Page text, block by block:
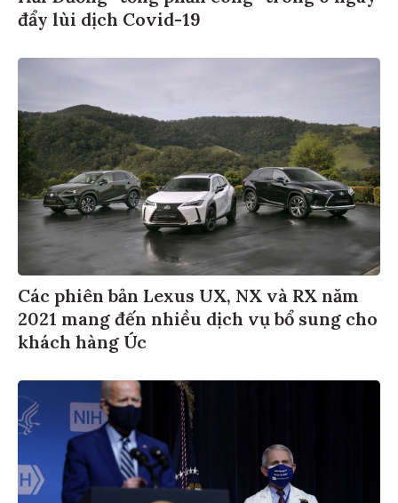
đẩy lùi dịch Covid-19
Các phiên bản Lexus UX, NX và RX năm
2021 mang đến nhiều dịch vụ bổ sung cho
khách hàng Úc